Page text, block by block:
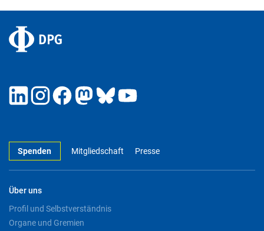
Spenden Mitgliedschaft Presse
Über uns
Profil und Selbstverständnis
Organe und Gremien